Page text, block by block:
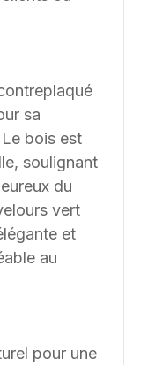
sa
bois est
soulignant
du
vert
et
au
pour une